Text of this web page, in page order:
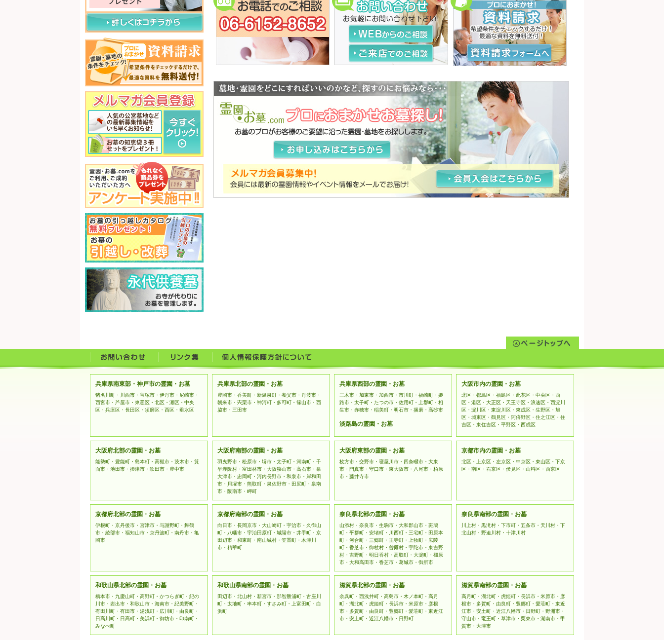
兵庫県南東部・神戸市の霊園・お墓
猪名川町・川西市・宝塚市・伊丹市・尼崎市・
西宮市・芦屋市・東灘区・北区・灘区・中央
区・兵庫区・長田区・須磨区・西区・垂水区
兵庫県北部の霊園・お墓
豊岡市・香美町・新温泉町・養父市・丹波市・
朝来市・宍栗市・神河町・多可町・篠山市・西
脇市・三田市
兵庫県西部の霊園・お墓
三木市・加東市・加西市・市川町・福崎町・姫
路市・太子町・たつの市・佐用町・上郡町・相
生市・赤穂市・稲美町・明石市・播磨・高砂市
淡路島の霊園・お墓
大阪市内の霊園・お墓
北区・都島区・福島区・此花区・中央区・西
区・港区・大正区・天王寺区・浪速区・西淀川
区・淀川区・東淀川区・東成区・生野区・旭
区・城東区・鶴見区・阿倍野区・住之江区・住
吉区・東住吉区・平野区・西成区
大阪府北部の霊園・お墓
能勢町・豊能町・島本町・高槻市・茨木市・箕
面市・池田市・摂津市・吹田市・豊中市
大阪府南部の霊園・お墓
羽曳野市・松原市・堺市・太子町・河南町・千
早赤阪村・富田林市・大阪狭山市・高石市・泉
大津市・忠岡町・河内長野市・和泉市・岸和田
市・貝塚市・熊取町・泉佐野市・田尻町・泉南
市・阪南市・岬町
大阪府東部の霊園・お墓
枚方市・交野市・寝屋川市・四条畷市・大東
市・門真市・守口市・東大阪市・八尾市・柏原
市・藤井寺市
京都市内の霊園・お墓
北区・上京区・左京区・中京区・東山区・下京
区・南区・右京区・伏見区・山科区・西京区
京都府北部の霊園・お墓
伊根町・京丹後市・宮津市・与謝野町・舞鶴
市・綾部市・福知山市・京丹波町・南丹市・亀
岡市
京都府南部の霊園・お墓
向日市・長岡京市・大山崎町・宇治市・久御山
町・八幡市・宇治田原町・城陽市・井手町・京
田辺市・和東町・南山城村・笠置町・木津川
市・精華町
奈良県北部の霊園・お墓
山添村・奈良市・生駒市・大和郡山市・斑鳩
町・平群町・安堵町・川西町・三宅町・田原本
町・河合町・三郷町・王寺町・上牧町・広陵
町・香芝市・御杖村・曽爾村・宇陀市・東吉野
村・吉野町・明日香村・高取町・大淀町・橿原
市・大和高田市・香芝市・葛城市・御所市
奈良県南部の霊園・お墓
川上村・黒滝村・下市町・五条市・天川村・下
北山村・野迫川村・十津川村
和歌山県北部の霊園・お墓
橋本市・九慶山町・高野町・かつらぎ町・紀の
川市・岩出市・和歌山市・海南市・紀美野町・
有田川町・有田市・湯浅町・広川町・由良町・
日高川町・日高町・美浜町・御坊市・印南町・
みなべ町
和歌山県南部の霊園・お墓
田辺市・北山村・新宮市・那智勝浦町・古座川
町・太地町・串本町・すさみ町・上富田町・白
浜町
滋賀県北部の霊園・お墓
余呉町・西浅井町・高島市・木ノ本町・高月
町・湖北町・虎姫町・長浜市・米原市・彦根
市・多賀町・由良町・豊郷町・愛荘町・東近江
市・安土町・近江八幡市・日野町
滋賀県南部の霊園・お墓
高月町・湖北町・虎姫町・長浜市・米原市・彦
根市・多賀町・由良町・豊郷町・愛荘町・東近
江市・安土町・近江八幡市・日野町・野洲市・
守山市・竜王町・草津市・栗東市・湖南市・甲
賀市・大津市